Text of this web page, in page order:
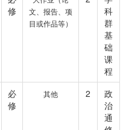
修
文、报告、项
目或作品等）
科
群
基
础
课
程
必
修
其他 2
政
治
通